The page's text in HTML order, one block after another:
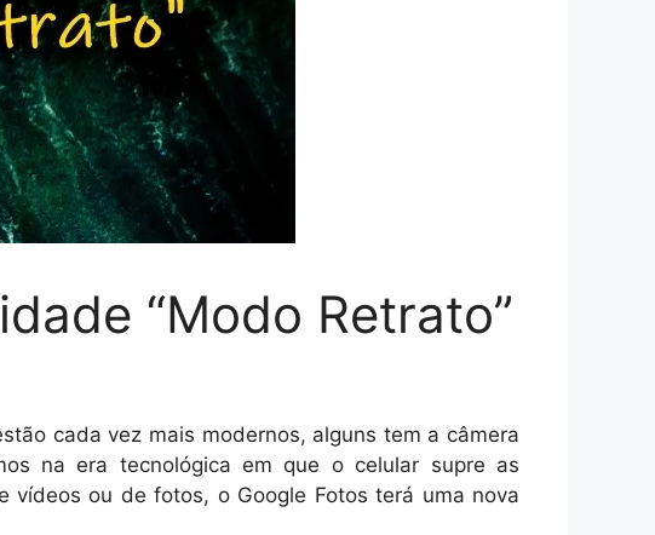
“Modo Retrato”
cada vez mais modernos, alguns tem a câmera
na era tecnológica em que o celular supre as
vídeos ou de fotos, o Google Fotos terá uma nova